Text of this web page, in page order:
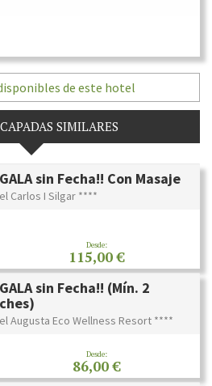
de este hotel
SIMILARES
sin Fecha!! Con Masaje
Carlos I Silgar ****
Desde:
115,00 €
sin Fecha!! (Mín. 2
Augusta Eco Wellness Resort ****
Desde:
86,00 €